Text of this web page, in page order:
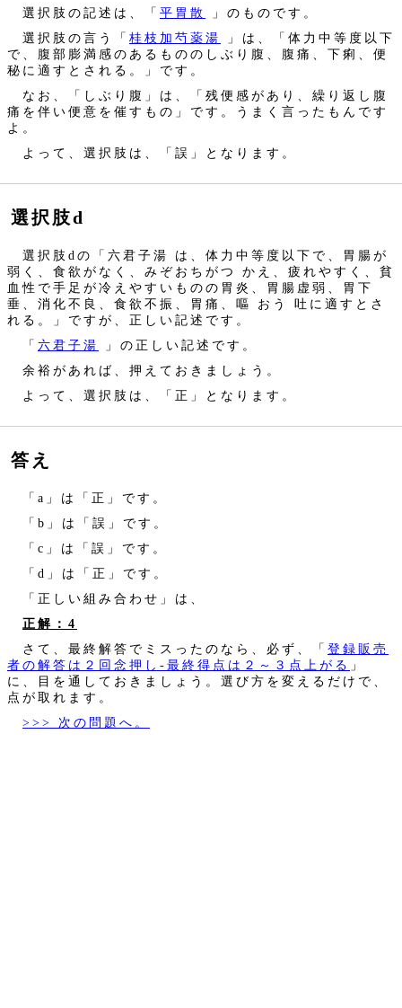
選択肢の記述は、「 平胃散
」のものです。
選択肢の言う「 桂枝加芍薬湯
」は、「体力中等度以下
で、腹部膨満感のあるもののしぶり腹、腹痛、下痢、便
秘に適すとされる。」です。
なお、「しぶり腹」は、「残便感があり、繰り返し腹
痛を伴い便意を催すもの」です。うまく言ったもんです
よ。
よって、選択肢は、「誤」となります。
選択肢d
選択肢dの「六君子湯 は、体力中等度以下で、胃腸が
弱く、食欲がなく、みぞおちがつ かえ、疲れやすく、貧
血性で手足が冷えやすいものの胃炎、胃腸虚弱、胃下
垂、消化不良、食欲不振、胃痛、嘔 おう 吐に適すとさ
れる。」ですが、正しい記述です。
「 六君子湯
」の正しい記述です。
余裕があれば、押えておきましょう。
よって、選択肢は、「正」となります。
答え
「a」は「正」です。
「b」は「誤」です。
「c」は「誤」です。
「d」は「正」です。
「正しい組み合わせ」は、
正解：4
さて、最終解答でミスったのなら、必ず、「 登録販売
者の解答は２回念押し‐最終得点は２～３点上がる 」
に、目を通しておきましょう。選び方を変えるだけで、
点が取れます。
>>> 次の問題へ。